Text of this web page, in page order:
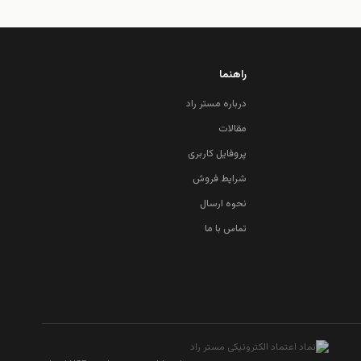
راهنما
درباره مستر راد
مقالات
پروفایل کاربری
شرایط فروش
نحوه ارسال
تماس با ما